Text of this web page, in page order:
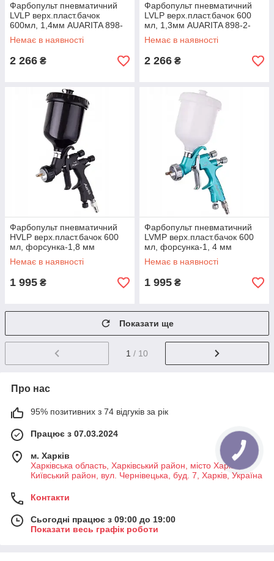
Фарбопульт пневматичний
LVLP верх.пласт.бачок
600мл, 1,4мм AUARITA 898-
2-1.4LP
Немає в наявності
2 266 ₴
Фарбопульт пневматичний
LVLP верх.пласт.бачок 600
мл, 1,3мм AUARITA 898-2-
1.3LP
Немає в наявності
2 266 ₴
Фарбопульт пневматичний
HVLP верх.пласт.бачок 600
мл, форсунка-1,8 мм
AUARITA NOVA-1.8
Немає в наявності
1 995 ₴
Фарбопульт пневматичний
LVMP верх.пласт.бачок 600
мл, форсунка-1, 4 мм
AUARITA NOVA-1.4LM
Немає в наявності
1 995 ₴
Показати ще
1 / 10
Про нас
95% позитивних з 74 відгуків за рік
Працює з 07.03.2024
м. Харків
Харківська область, Харківський район, місто Харків,
Київський район, вул. Чернівецька, буд. 7, Харків, Україна
Контакти
Сьогодні працює з 09:00 до 19:00
Показати весь графік роботи